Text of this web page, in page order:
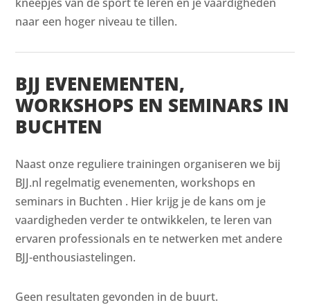
naar een hoger niveau te tillen.
BJJ EVENEMENTEN,
WORKSHOPS EN SEMINARS IN
BUCHTEN
Naast onze reguliere trainingen organiseren we bij
BJJ.nl regelmatig evenementen, workshops en
seminars in Buchten . Hier krijg je de kans om je
vaardigheden verder te ontwikkelen, te leren van
ervaren professionals en te netwerken met andere
BJJ-enthousiastelingen.
Geen resultaten gevonden in de buurt.